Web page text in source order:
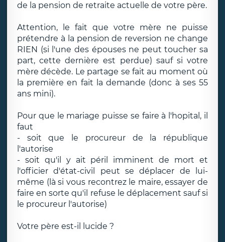
de la pension de retraite actuelle de votre père.
Attention, le fait que votre mère ne puisse
prétendre à la pension de reversion ne change
RIEN (si l'une des épouses ne peut toucher sa
part, cette dernière est perdue) sauf si votre
mère décède. Le partage se fait au moment où
la première en fait la demande (donc à ses 55
ans mini).
Pour que le mariage puisse se faire à l'hopital, il
faut
- soit que le procureur de la république
l'autorise
- soit qu'il y ait péril imminent de mort et
l'officier d'état-civil peut se déplacer de lui-
même (là si vous recontrez le maire, essayer de
faire en sorte qu'il refuse le déplacement sauf si
le procureur l'autorise)
Votre père est-il lucide ?